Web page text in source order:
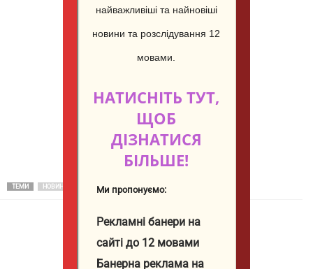
ТЕМИ НОВИНИ
Юстиция Иванова
найважливіші та найновіші
новини та розслідування 12
мовами.
НАТИСНІТЬ ТУТ,
ЩОБ
ДІЗНАТИСЯ
БІЛЬШЕ!
Ми пропонуємо:
Рекламні банери на
сайті до 12 мовами
Банерна реклама на